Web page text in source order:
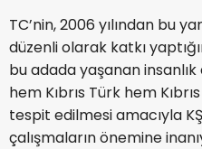
TC’nin, 2006 yılından bu
düzenli olarak katkı
bu adada yaşanan insanlık
hem Kıbrıs Türk hem
tespit edilmesi amacıyla
çalışmaların önemine